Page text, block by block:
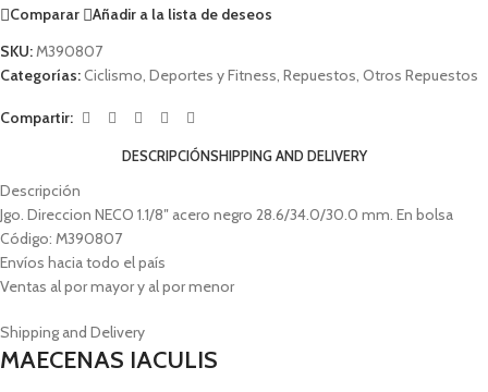
Comparar
Añadir a la lista de deseos
SKU: M390807
Categorías:Ciclismo Deportes y Fitness Repuestos Otros Repuestos
Compartir:
DESCRIPCIÓNSHIPPING AND DELIVERY
Descripción
Jgo. Direccion NECO 1.1/8″ acero negro 28.6/34.0/30.0 mm. En bolsa
Código: M390807
Envíos hacia todo el país
Ventas al por mayor y al por menor
Shipping and Delivery
MAECENAS IACULIS